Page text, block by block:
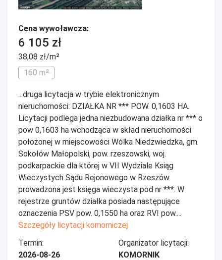
Cena wywoławcza:
6 105 zł
38,08 zł/m²
160 m²
...druga licytacja w trybie elektronicznym
nieruchomości: DZIAŁKA NR *** POW. 0,1603 HA.
Licytacji podlega jedna niezbudowana działka nr *** o
pow 0,1603 ha wchodząca w skład nieruchomości
położonej w miejscowości Wólka Niedżwiedzka, gm.
Sokołów Małopolski, pow. rzeszowski, woj.
podkarpackie dla której w VII Wydziale Ksiąg
Wieczystych Sądu Rejonowego w Rzeszów
prowadzona jest księga wieczysta pod nr ***. W
rejestrze gruntów działka posiada następujące
oznaczenia PSV pow. 0,1550 ha oraz RVI pow....
Szczegóły licytacji komorniczej
Termin:
2026-08-26
Organizator licytacji:
KOMORNIK